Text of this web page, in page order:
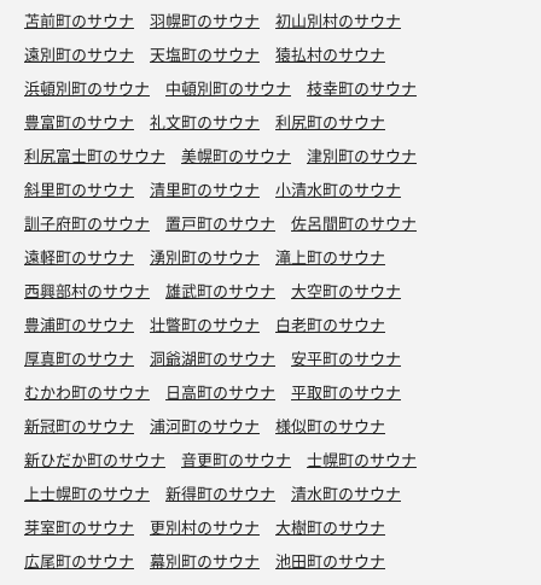
苫前町のサウナ
羽幌町のサウナ
初山別村のサウナ
遠別町のサウナ
天塩町のサウナ
猿払村のサウナ
浜頓別町のサウナ
中頓別町のサウナ
枝幸町のサウナ
豊富町のサウナ
礼文町のサウナ
利尻町のサウナ
利尻富士町のサウナ
美幌町のサウナ
津別町のサウナ
斜里町のサウナ
清里町のサウナ
小清水町のサウナ
訓子府町のサウナ
置戸町のサウナ
佐呂間町のサウナ
遠軽町のサウナ
湧別町のサウナ
滝上町のサウナ
西興部村のサウナ
雄武町のサウナ
大空町のサウナ
豊浦町のサウナ
壮瞥町のサウナ
白老町のサウナ
厚真町のサウナ
洞爺湖町のサウナ
安平町のサウナ
むかわ町のサウナ
日高町のサウナ
平取町のサウナ
新冠町のサウナ
浦河町のサウナ
様似町のサウナ
新ひだか町のサウナ
音更町のサウナ
士幌町のサウナ
上士幌町のサウナ
新得町のサウナ
清水町のサウナ
芽室町のサウナ
更別村のサウナ
大樹町のサウナ
広尾町のサウナ
幕別町のサウナ
池田町のサウナ